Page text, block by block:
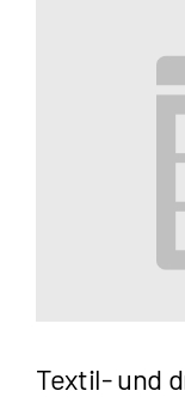
Textil- und